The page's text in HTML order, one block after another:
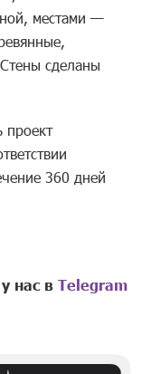
местами —
сделаны
проект
360 дней
у нас вTelegram